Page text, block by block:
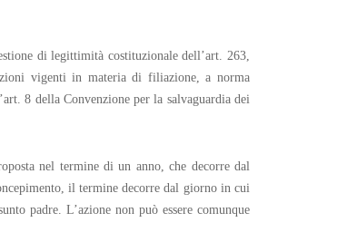
di legittimità costituzionale dell’art. 263,
vigenti in materia di filiazione, a norma
8 della Convenzione per la salvaguardia dei
nel termine di un anno, che decorre dal
il termine decorre dal giorno in cui
padre. L’azione non può essere comunque